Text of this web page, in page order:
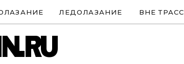
ЛЕДОЛАЗАНИЕ ВНЕ ТРАСС